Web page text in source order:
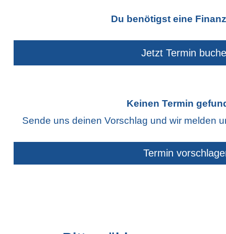
Du benötigst eine
Jetzt Termin
Keinen Termin
Sende uns deinen Vorschlag und wir melden
Termin